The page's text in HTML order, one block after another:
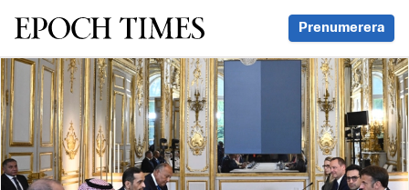
Svenska Epoch Times Prenumerera